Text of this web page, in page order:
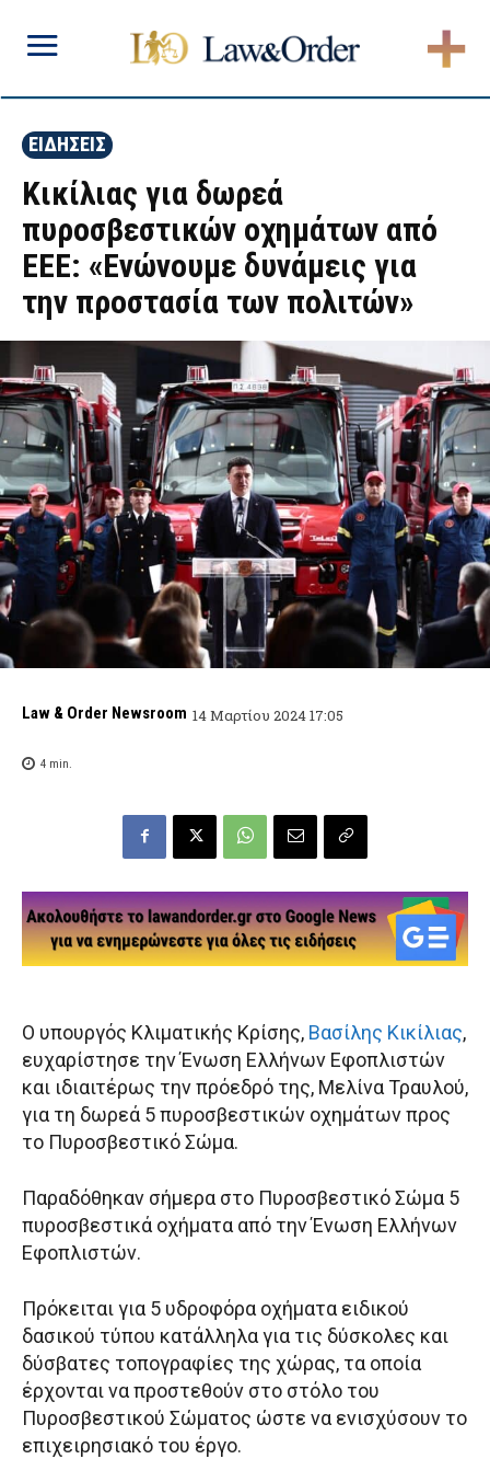
ΕΙΔΗΣΕΙΣ
Κικίλιας για δωρεά
πυροσβεστικών οχημάτων από
ΕΕΕ: «Ενώνουμε δυνάμεις για
την προστασία των πολιτών»
Law & Order Newsroom 14 Μαρτίου 2024 17:05
4 min.
Ο υπουργός Κλιματικής Κρίσης, Βασίλης Κικίλιας,
ευχαρίστησε την Ένωση Ελλήνων Εφοπλιστών
και ιδιαιτέρως την πρόεδρό της, Μελίνα Τραυλού,
για τη δωρεά 5 πυροσβεστικών οχημάτων προς
το Πυροσβεστικό Σώμα.
Παραδόθηκαν σήμερα στο Πυροσβεστικό Σώμα 5
πυροσβεστικά οχήματα από την Ένωση Ελλήνων
Εφοπλιστών.
Πρόκειται για 5 υδροφόρα οχήματα ειδικού
δασικού τύπου κατάλληλα για τις δύσκολες και
δύσβατες τοπογραφίες της χώρας, τα οποία
έρχονται να προστεθούν στο στόλο του
Πυροσβεστικού Σώματος ώστε να ενισχύσουν το
επιχειρησιακό του έργο.